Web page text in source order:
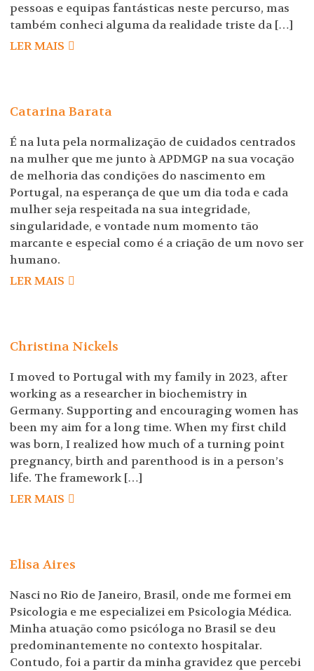
pessoas e equipas fantásticas neste percurso, mas
também conheci alguma da realidade triste da […]
LER MAIS
Catarina Barata
É na luta pela normalização de cuidados centrados
na mulher que me junto à APDMGP na sua vocação
de melhoria das condições do nascimento em
Portugal, na esperança de que um dia toda e cada
mulher seja respeitada na sua integridade,
singularidade, e vontade num momento tão
marcante e especial como é a criação de um novo ser
humano.
LER MAIS
Christina Nickels
I moved to Portugal with my family in 2023, after
working as a researcher in biochemistry in
Germany. Supporting and encouraging women has
been my aim for a long time. When my first child
was born, I realized how much of a turning point
pregnancy, birth and parenthood is in a person’s
life. The framework […]
LER MAIS
Elisa Aires
Nasci no Rio de Janeiro, Brasil, onde me formei em
Psicologia e me especializei em Psicologia Médica.
Minha atuação como psicóloga no Brasil se deu
predominantemente no contexto hospitalar.
Contudo, foi a partir da minha gravidez que percebi